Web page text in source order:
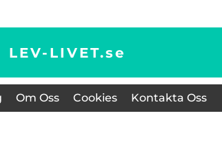
LEV-LIVET.se
Om Oss Cookies Kontakta Oss